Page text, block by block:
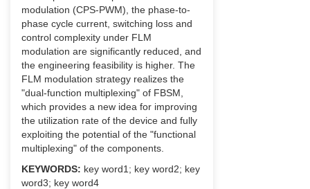
modulation (CPS-PWM), the phase-to-
phase cycle current, switching loss and
control complexity under FLM
modulation are significantly reduced, and
the engineering feasibility is higher. The
FLM modulation strategy realizes the
"dual-function multiplexing" of FBSM,
which provides a new idea for improving
the utilization rate of the device and fully
exploiting the potential of the "functional
multiplexing" of the components.
KEYWORDS: key word1; key word2; key
word3; key word4